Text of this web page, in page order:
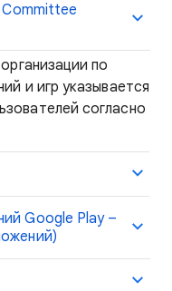
Committee
по
и игр указывается
согласно
Google Play –